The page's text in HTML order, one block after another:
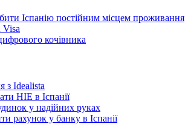
Іспанію постійним місцем проживання
Visa
кочівника
з Idealista
НІЕ в Іспанії
у надійних руках
рахунок у банку в Іспанії